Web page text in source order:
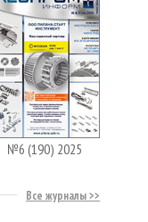
№6 (190) 2025
Все журналы